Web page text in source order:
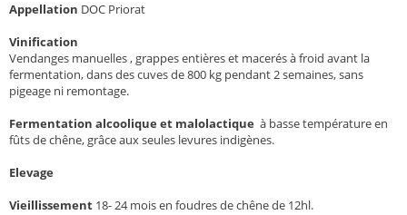
Appellation DOC Priorat
Vinification
Vendanges manuelles , grappes entières et macerés à froid avant la
fermentation, dans des cuves de 800 kg pendant 2 semaines, sans
pigeage ni remontage.
Fermentation alcoolique et malolactique à basse température en
fûts de chêne, grâce aux seules levures indigènes.
Elevage
Vieillissement 18- 24 mois en foudres de chêne de 12hl.